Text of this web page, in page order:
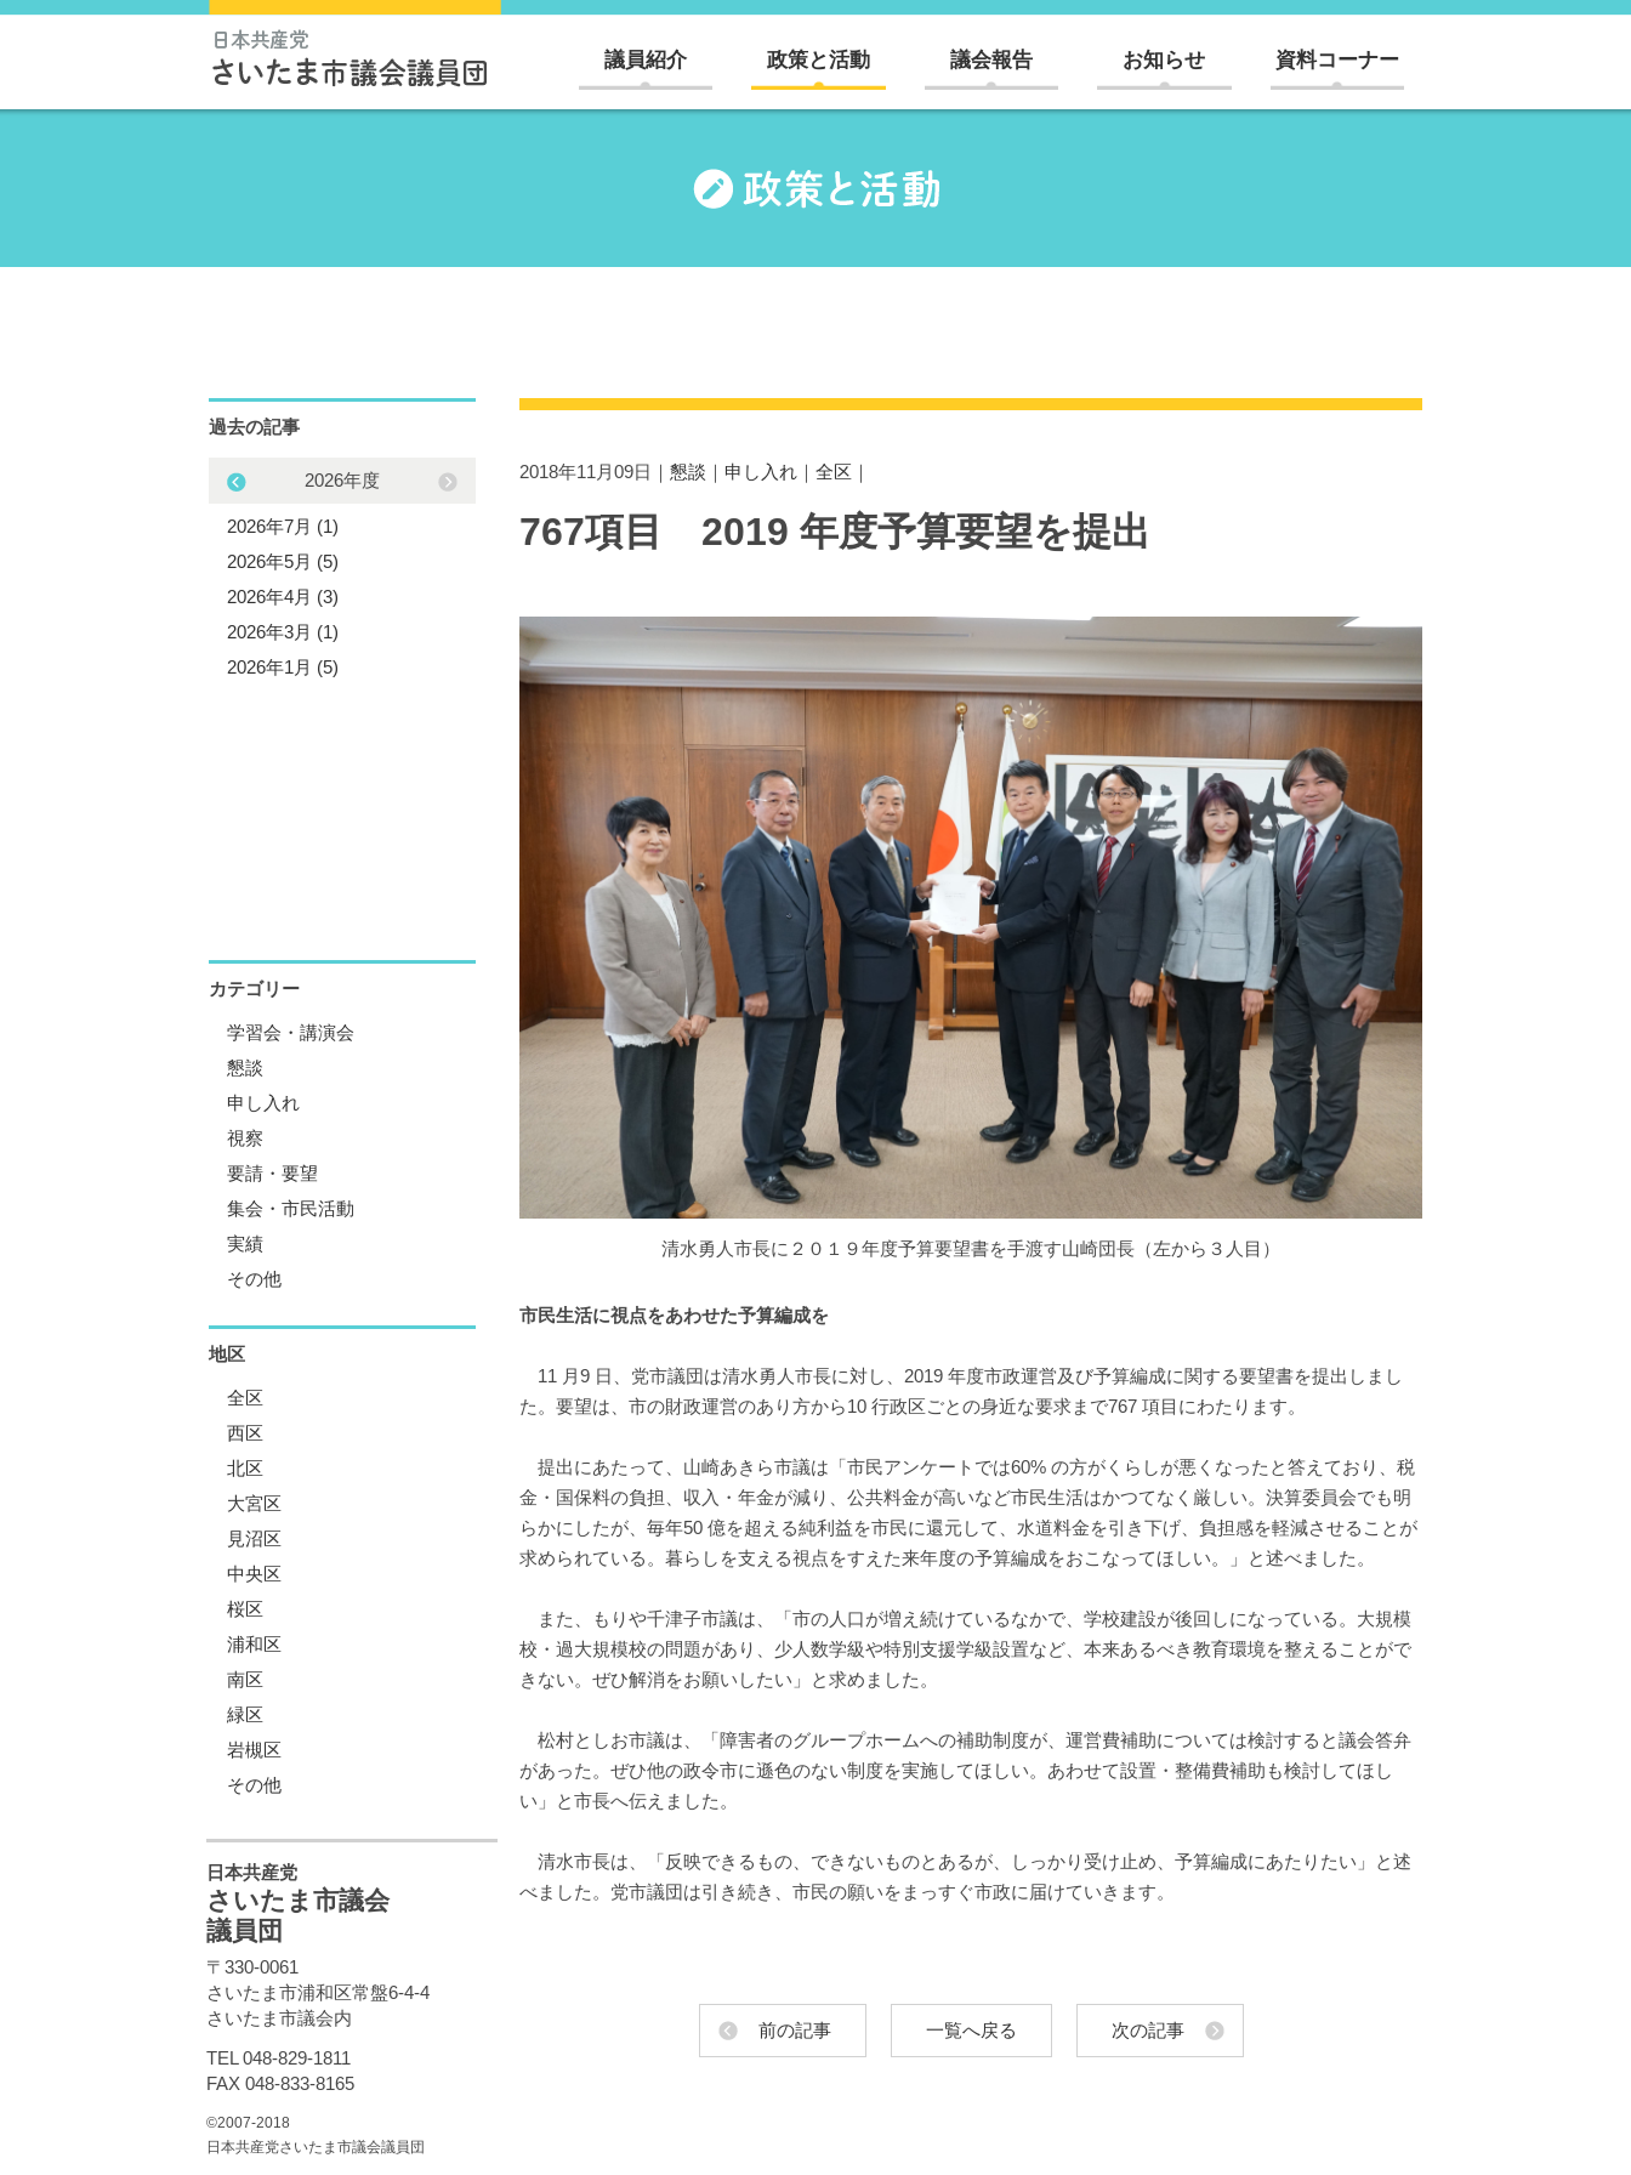
議員紹介 政策と活動 議会報告 お知らせ 資料コーナー
2018年11月09日｜ 懇談 ｜ 申し入れ ｜ 全区 ｜
767項目 2019 年度予算要望を提出
清水勇人市長に２０１９年度予算要望書を手渡す山崎団長（左から３人目）
市民生活に視点をあわせた予算編成を
11 月9 日、党市議団は清水勇人市長に対し、2019 年度市政運営及び予算編成に関する要望書を提出しまし
た。要望は、市の財政運営のあり方から10 行政区ごとの身近な要求まで767 項目にわたります。
提出にあたって、山崎あきら市議は「市民アンケートでは60% の方がくらしが悪くなったと答えており、税
金・国保料の負担、収入・年金が減り、公共料金が高いなど市民生活はかつてなく厳しい。決算委員会でも明
らかにしたが、毎年50 億を超える純利益を市民に還元して、水道料金を引き下げ、負担感を軽減させることが
求められている。暮らしを支える視点をすえた来年度の予算編成をおこなってほしい。」と述べました。
また、もりや千津子市議は、「市の人口が増え続けているなかで、学校建設が後回しになっている。大規模
校・過大規模校の問題があり、少人数学級や特別支援学級設置など、本来あるべき教育環境を整えることがで
きない。ぜひ解消をお願いしたい」と求めました。
松村としお市議は、「障害者のグループホームへの補助制度が、運営費補助については検討すると議会答弁
があった。ぜひ他の政令市に遜色のない制度を実施してほしい。あわせて設置・整備費補助も検討してほし
い」と市長へ伝えました。
清水市長は、「反映できるもの、できないものとあるが、しっかり受け止め、予算編成にあたりたい」と述
べました。党市議団は引き続き、市民の願いをまっすぐ市政に届けていきます。
前の記事 一覧へ戻る 次の記事
過去の記事
2026年度
2026年7月 (1)
2026年5月 (5)
2026年4月 (3)
2026年3月 (1)
2026年1月 (5)
カテゴリー
学習会・講演会
懇談
申し入れ
視察
要請・要望
集会・市民活動
実績
その他
地区
全区
西区
北区
大宮区
見沼区
中央区
桜区
浦和区
南区
緑区
岩槻区
その他
日本共産党
さいたま市議会
議員団
〒330-0061
さいたま市浦和区常盤6-4-4
さいたま市議会内
TEL 048-829-1811
FAX 048-833-8165
©2007-2018
日本共産党さいたま市議会議員団